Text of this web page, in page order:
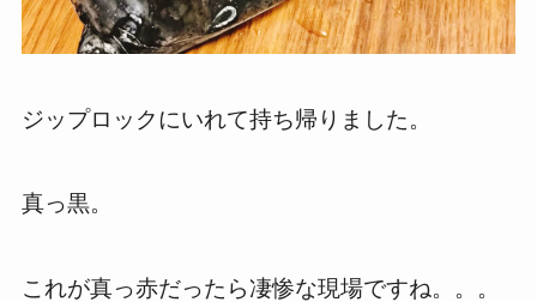
ジップロックにいれて持ち帰りました。
真っ黒。
これが真っ赤だったら凄惨な現場ですね。。。